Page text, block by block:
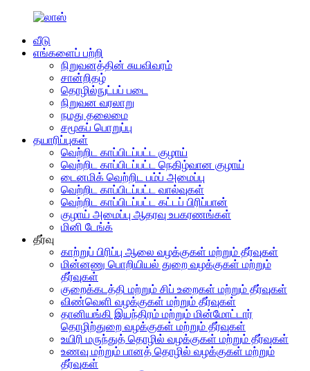
வீடு
எங்களைப் பற்றி
நிறுவனத்தின் சுயவிவரம்
சான்றிதழ்
தொழில்நுட்பப் படை
நிறுவன வரலாறு
நமது தலைமை
சமூகப் பொறுப்பு
தயாரிப்புகள்
வெற்றிட காப்பிடப்பட்ட குழாய்
வெற்றிட காப்பிடப்பட்ட நெகிழ்வான குழாய்
டைனமிக் வெற்றிட பம்ப் அமைப்பு
வெற்றிட காப்பிடப்பட்ட வால்வுகள்
வெற்றிட காப்பிடப்பட்ட கட்டப் பிரிப்பான்
குழாய் அமைப்பு ஆதரவு உபகரணங்கள்
மினி டேங்க்
தீர்வு
காற்றுப் பிரிப்பு ஆலை வழக்குகள் மற்றும் தீர்வுகள்
மின்னணு பொறியியல் துறை வழக்குகள் மற்றும்
தீர்வுகள்
குறைக்கடத்தி மற்றும் சிப் உறைகள் மற்றும் தீர்வுகள்
விண்வெளி வழக்குகள் மற்றும் தீர்வுகள்
தானியங்கி இயந்திரம் மற்றும் மின்மோட்டார்
தொழிற்துறை வழக்குகள் மற்றும் தீர்வுகள்
உயிரி மருந்துத் தொழில் வழக்குகள் மற்றும் தீர்வுகள்
உணவு மற்றும் பானத் தொழில் வழக்குகள் மற்றும்
தீர்வுகள்